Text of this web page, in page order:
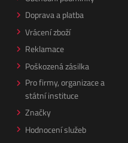
Doprava a platba
Vrácení zboží
Reklamace
Poškozená zásilka
Pro firmy, organizace a
státní instituce
Značky
Hodnocení služeb